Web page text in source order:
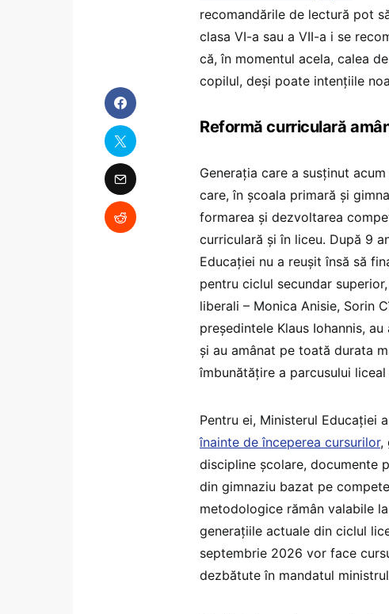
recomandările de lectură pot
clasa VI-a sau a VII-a i se
că, în momentul acela, calea
copilul, deși poate intențiile
Reformă curriculară
Generația care a susținut
care, în școala primară și
formarea și dezvoltarea
curriculară și în liceu. După 9
Educației nu a reușit însă să
pentru ciclul secundar
liberali – Monica Anisie, Sorin
președintele Klaus Iohannis,
și au amânat pe toată durata
îmbunătățire a parcusului
Pentru ei, Ministerul Educației
înainte de începerea cursurilor,
discipline școlare, documente
din gimnaziu bazat pe
metodologice rămân valabile
generațiile actuale din ciclul
septembrie 2026 vor face
dezbătute în mandatul